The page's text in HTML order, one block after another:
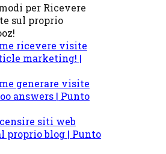
per Ricevere
sul proprio
ricevere visite
marketing! |
generare visite
answers | Punto
siti web
proprio blog | Punto